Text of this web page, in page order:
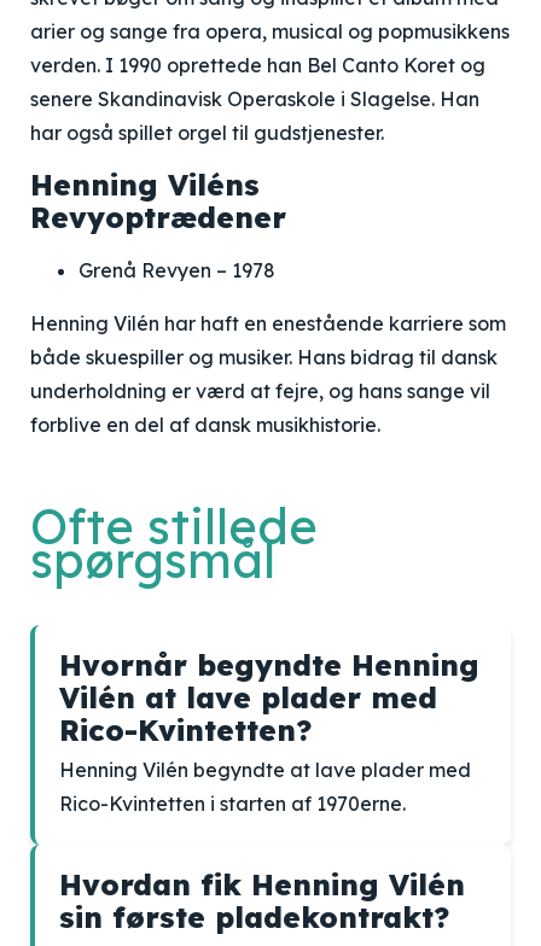
arier og sange fra opera, musical og popmusikkens
verden. I 1990 oprettede han Bel Canto Koret og
senere Skandinavisk Operaskole i Slagelse. Han
har også spillet orgel til gudstjenester.
Henning Viléns
Revyoptrædener
Grenå Revyen – 1978
Henning Vilén har haft en enestående karriere som
både skuespiller og musiker. Hans bidrag til dansk
underholdning er værd at fejre, og hans sange vil
forblive en del af dansk musikhistorie.
Ofte stillede
spørgsmål
Hvornår begyndte Henning
Vilén at lave plader med
Rico-Kvintetten?
Henning Vilén begyndte at lave plader med
Rico-Kvintetten i starten af 1970erne.
Hvordan fik Henning Vilén
sin første pladekontrakt?